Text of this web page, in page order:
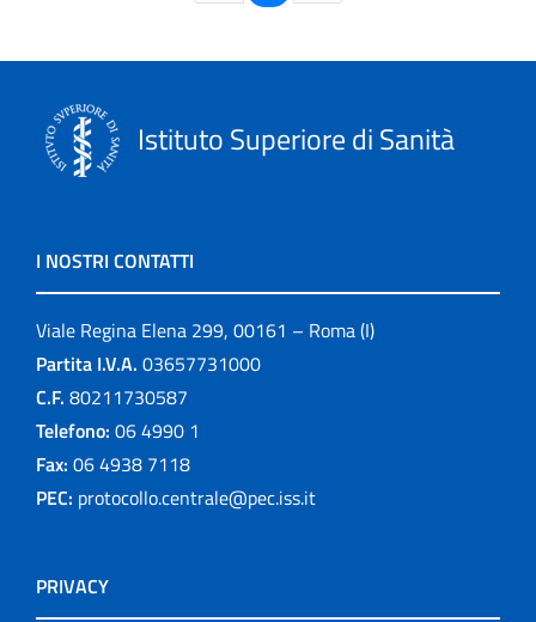
Istituto Superiore di Sanità
I NOSTRI CONTATTI
Viale Regina Elena 299, 00161 – Roma (I)
Partita I.V.A. 03657731000
C.F. 80211730587
Telefono: 06 4990 1
Fax: 06 4938 7118
PEC: protocollo.centrale@pec.iss.it
PRIVACY